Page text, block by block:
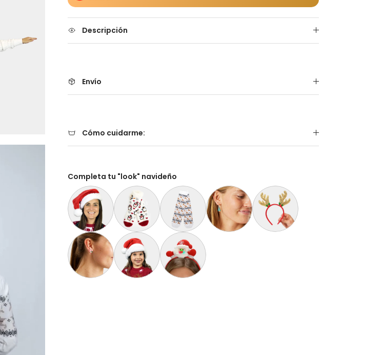
Descripción
Envío
Cómo cuidarme:
Completa tu "look" navideño
Gorro Navideño Santa Claus Suave y Gordito para Adultos
Calcetas Navideñas Afelpadas Blancos Pingüinos y Corazones
Calcetines Navideñas Unisex Elegantes Blancos con Renos